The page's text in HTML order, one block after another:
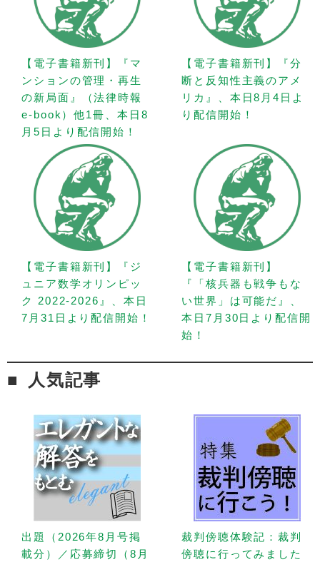
【電子書籍新刊】『マ
ンションの管理・再生
の新局面』（法律時報
e-book）他1冊、本日8
月5日より配信開始！
【電子書籍新刊】『分
断と反知性主義のアメ
リカ』、本日8月4日よ
り配信開始！
【電子書籍新刊】『ジ
ュニア数学オリンピッ
ク 2022-2026』、本日
7月31日より配信開始！
【電子書籍新刊】
『「核兵器も戦争もな
い世界」は可能だ』、
本日7月30日より配信開
始！
人気記事
出題（2026年8月号掲
載分）／応募締切（8月
裁判傍聴体験記：裁判
傍聴に行ってみました